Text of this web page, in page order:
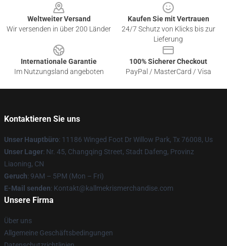
Weltweiter Versand
Wir versenden in über 200 Länder
Kaufen Sie mit Vertrauen
24/7 Schutz von Klicks bis zur
Lieferung
Internationale Garantie
Im Nutzungsland angeboten
100% Sicherer Checkout
PayPal / MasterCard / Visa
Kontaktieren Sie uns
Unser Hauptbüro: 11186 Winged Foot Dr Willow Park, Tx 76008, Us
Unser Lager: Nr. 45, Changqing Street, Stadt Dafeng, Provinz
Liaoning, CN
Geruch: 9AM – 5PM (Mon – Fri)
E-Mail senden: Kontakt@kallmekrismerchandise.com
Unsere Firma
Über uns
Allgemeine Geschäftsbedingungen